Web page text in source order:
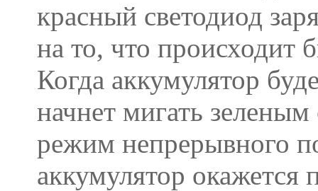
красный светодиод
на то, что происходит
Когда аккумулятор
начнет мигать
режим непрерывного
аккумулятор